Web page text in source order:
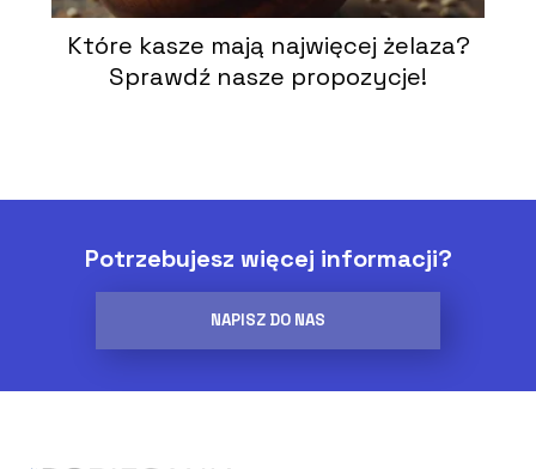
Które kasze mają najwięcej żelaza?
Sprawdź nasze propozycje!
Potrzebujesz więcej informacji?
NAPISZ DO NAS